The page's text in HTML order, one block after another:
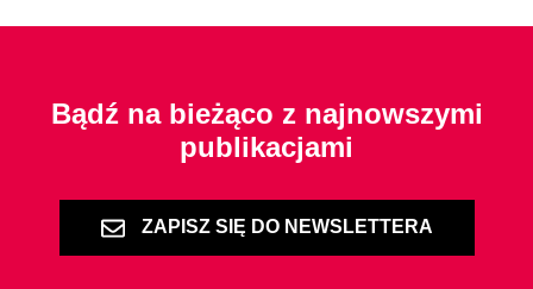
Bądź na bieżąco z najnowszymi
publikacjami
ZAPISZ SIĘ DO NEWSLETTERA